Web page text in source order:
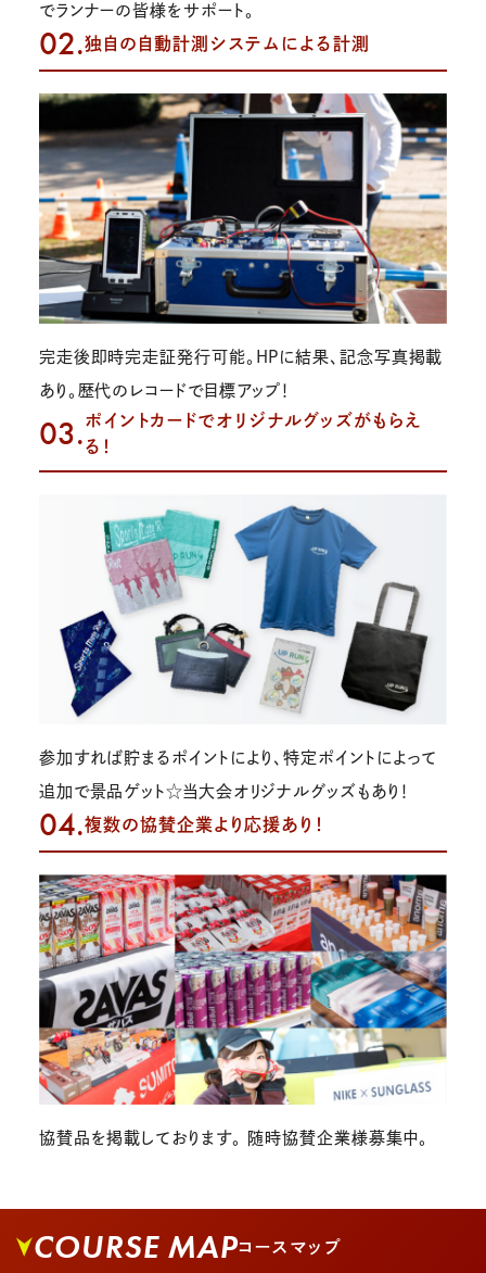
でランナーの皆様をサポート。
02.独自の自動計測システムによる計測
完走後即時完走証発行可能。HPに結果、記念写真掲載
あり。歴代のレコードで目標アップ！
03.ポイントカードでオリジナルグッズがもらえ
る！
参加すれば貯まるポイントにより、特定ポイントによって
追加で景品ゲット☆当大会オリジナルグッズもあり！
04.複数の協賛企業より応援あり！
協賛品を掲載しております。 随時協賛企業様募集中。
COURSE MAPコースマップ